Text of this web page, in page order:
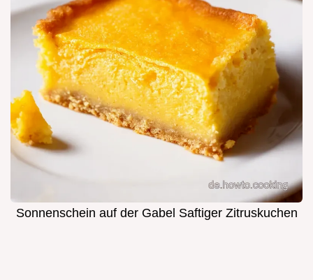
Sonnenschein auf der Gabel Saftiger Zitruskuchen